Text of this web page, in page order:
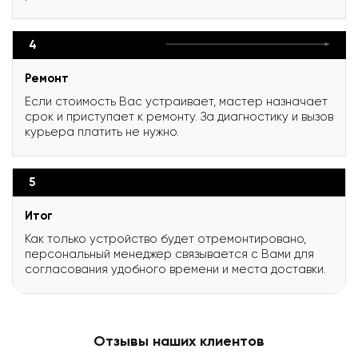
4
Ремонт
Если стоимость Вас устраивает, мастер назначает
срок и приступает к ремонту. За диагностику и вызов
курьера платить не нужно.
5
Итог
Как только устройство будет отремонтировано,
персональный менеджер связывается с Вами для
согласования удобного времени и места доставки.
Отзывы наших клиентов